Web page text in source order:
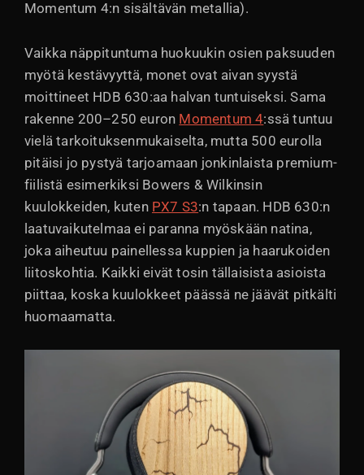
Momentum 4:n sisältävän metallia).
Vaikka näppituntuma huokuukin osien paksuuden
myötä kestävyyttä, monet ovat aivan syystä
moittineet HDB 630:aa halvan tuntuiseksi. Sama
rakenne 200–250 euron Momentum 4:ssä tuntuu
vielä tarkoituksenmukaiselta, mutta 500 eurolla
pitäisi jo pystyä tarjoamaan jonkinlaista premium-
fiilistä esimerkiksi Bowers & Wilkinsin
kuulokkeiden, kuten PX7 S3:n tapaan. HDB 630:n
laatuvaikutelmaa ei paranna myöskään natina,
joka aiheutuu painellessa kuppien ja haarukoiden
liitoskohtia. Kaikki eivät tosin tällaisista asioista
piittaa, koska kuulokkeet päässä ne jäävät pitkälti
huomaamatta.